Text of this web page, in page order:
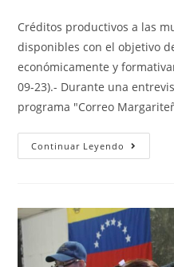
Créditos productivos a las
disponibles con el objetivo
económicamente y
09-23).- Durante una
programa "Correo
Continuar Leyendo